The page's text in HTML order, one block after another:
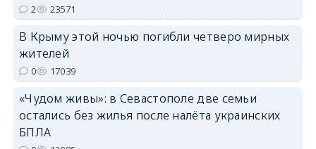
2 23571
В Крыму этой ночью погибли четверо мирных
жителей
0 17039
«Чудом живы»: в Севастополе две семьи
остались без жилья после налёта украинских
БПЛА